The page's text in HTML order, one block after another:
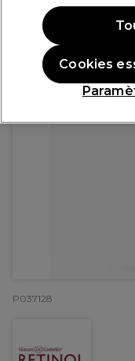
OFFRE
P037128
Cookies